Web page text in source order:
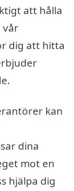
att hålla
vår
dig att hitta
kan
dina
mot en
hjälpa dig